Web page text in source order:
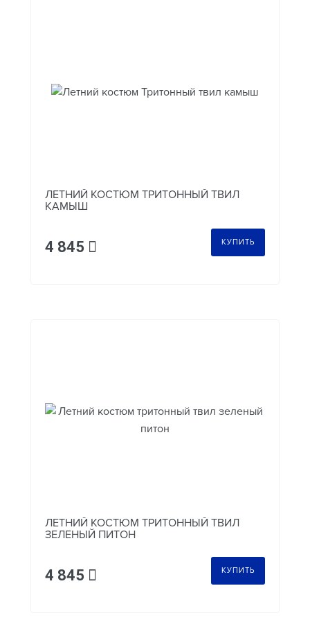
ЛЕТНИЙ КОСТЮМ ТРИТОННЫЙ ТВИЛ
КАМЫШ
4 845 КУПИТЬ
ЛЕТНИЙ КОСТЮМ ТРИТОННЫЙ ТВИЛ
ЗЕЛЕНЫЙ ПИТОН
4 845 КУПИТЬ